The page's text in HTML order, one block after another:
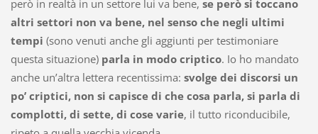
però in realtà in un settore lui va bene, se però si toccano
altri settori non va bene, nel senso che negli ultimi
tempi (sono venuti anche gli aggiunti per testimoniare
questa situazione) parla in modo criptico. Io ho mandato
anche un’altra lettera recentissima: svolge dei discorsi un
po’ criptici, non si capisce di che cosa parla, si parla di
complotti, di sette, di cose varie, il tutto riconducibile,